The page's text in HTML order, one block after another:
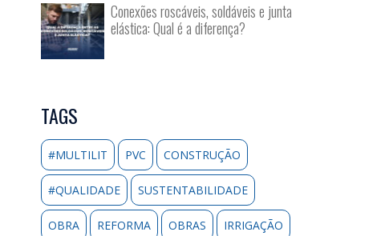
Conexões roscáveis, soldáveis e junta
elástica: Qual é a diferença?
TAGS
#MULTILIT PVC CONSTRUÇÃO
#QUALIDADE SUSTENTABILIDADE
OBRA REFORMA OBRAS IRRIGAÇÃO